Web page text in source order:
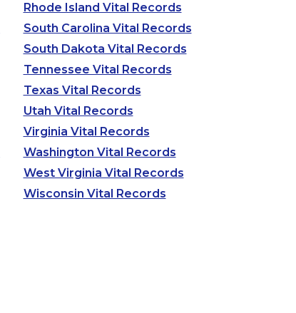
Rhode Island Vital Records
South Carolina Vital Records
South Dakota Vital Records
Tennessee Vital Records
Texas Vital Records
Utah Vital Records
Virginia Vital Records
Washington Vital Records
West Virginia Vital Records
Wisconsin Vital Records